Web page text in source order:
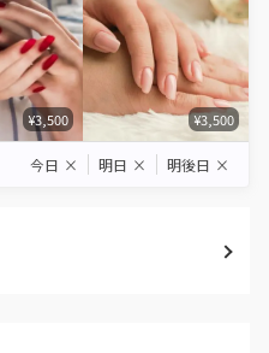
¥3,500 ¥3,500
今日 × 明日 × 明後日 ×